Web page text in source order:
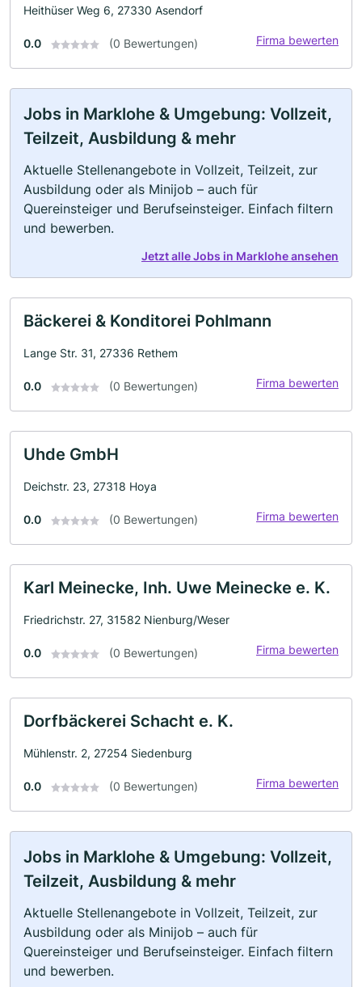
Heithüser Weg 6, 27330 Asendorf
0.0 (0 Bewertungen) Firma bewerten
Jobs in Marklohe & Umgebung: Vollzeit,
Teilzeit, Ausbildung & mehr
Aktuelle Stellenangebote in Vollzeit, Teilzeit, zur
Ausbildung oder als Minijob – auch für
Quereinsteiger und Berufseinsteiger. Einfach filtern
und bewerben.
Jetzt alle Jobs in Marklohe ansehen
Bäckerei & Konditorei Pohlmann
Lange Str. 31, 27336 Rethem
0.0 (0 Bewertungen) Firma bewerten
Uhde GmbH
Deichstr. 23, 27318 Hoya
0.0 (0 Bewertungen) Firma bewerten
Karl Meinecke, Inh. Uwe Meinecke e. K.
Friedrichstr. 27, 31582 Nienburg/Weser
0.0 (0 Bewertungen) Firma bewerten
Dorfbäckerei Schacht e. K.
Mühlenstr. 2, 27254 Siedenburg
0.0 (0 Bewertungen) Firma bewerten
Jobs in Marklohe & Umgebung: Vollzeit,
Teilzeit, Ausbildung & mehr
Aktuelle Stellenangebote in Vollzeit, Teilzeit, zur
Ausbildung oder als Minijob – auch für
Quereinsteiger und Berufseinsteiger. Einfach filtern
und bewerben.